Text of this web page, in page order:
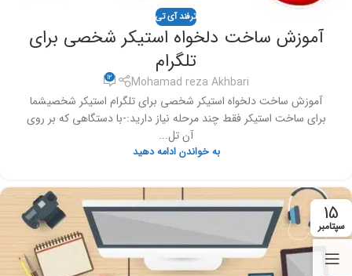
ترفند آی تی
آموزش ساخت دلخواه استیکر شخصی برای
تلگرام
Mohamad reza Akhbari
12
آموزش ساخت دلخواه استیکر شخصی برای تلگرام استیکر شخصیشما
برای ساخت استیکر فقط چند مرحله نیاز دارید:-با دستگاهی که بر روی
آن تل...
به خواندن ادامه دهید
15
سپتامبر